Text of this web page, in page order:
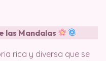
las Mandalas
rica y diversa que se